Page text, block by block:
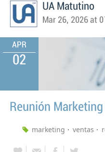
UA Matutino
Mar 26, 2026 at
APR
02
Reunión
marketing ventas